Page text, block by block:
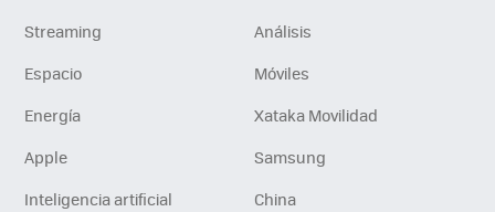
Streaming
Análisis
Espacio
Móviles
Energía
Xataka Movilidad
Apple
Samsung
Inteligencia artificial
China